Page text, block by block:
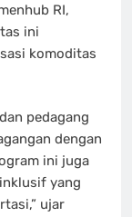
RI,
ini
komoditas
pedagang
dengan
ini juga
yang
ujar